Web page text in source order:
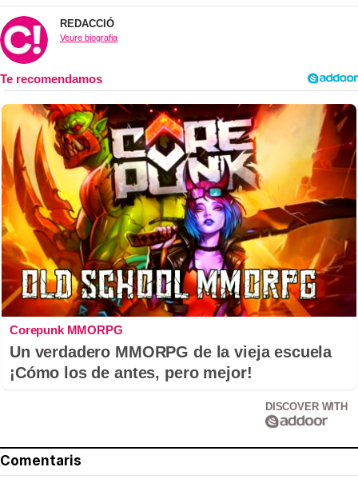
REDACCIÓ
Veure biografia
Corepunk MMORPG
Un verdadero MMORPG de la vieja escuela
¡Cómo los de antes, pero mejor!
DISCOVER WITH
Comentaris